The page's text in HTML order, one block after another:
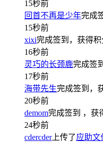
15秒前
回首不再是少年完成
15秒前
xixi完成签到，获得积
16秒前
灵巧的长颈鹿完成签
17秒前
海带先生完成签到，
20秒前
demom完成签到 ，获
24秒前
cdercder上传了应助文